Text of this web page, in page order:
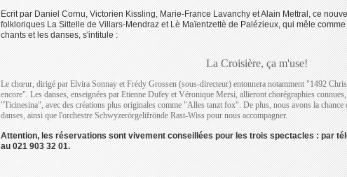
Ecrit par Daniel Cornu, Victorien Kissling, Marie-France Lavanchy et Alain Mettral, ce
folkloriques La Sittelle de Villars-Mendraz et Lè Maïentzettè de Palézieux, qui mêle
chants et les danses, s'intitule :
La Croisière, ça m'use!
Le chœur, dirigé par Elvira Sonnay et Frédy Grossen (sous-directeur) entonnera notamment "1492
encore". Les danses, enseignées par Etienne Dufey et Véronique Mersi, allieront chorégraphies
"Ticinesina", avec des créations plus originales comme "Alles tanzt fox". De plus, nous avons la
danses, ainsi que l'orchestre Schwyzerörgelifrönde Rast-Wiss pour nous accompagner.
Attention, les réservations sont vivement conseillées pour les trois spectacles : par
au 021 903 32 01.